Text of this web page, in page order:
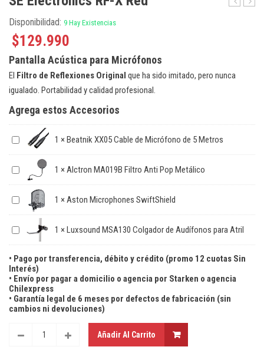
Vocal
Disponibilidad: 9 Hay Existencias
$129.990
Pantalla Acústica para Micrófonos
El Filtro de Reflexiones Original que ha sido imitado, pero nunca
igualado. Portabilidad y calidad profesional.
Agrega estos Accesorios
1 × Beatnik XX05 Cable de Micrófono de 5 Metros
1 × Alctron MA019B Filtro Anti Pop Metálico
1 × Aston Microphones SwiftShield
1 × Luxsound MSA130 Colgador de Audífonos para Atril
• Pago por transferencia, débito y crédito (promo 12 cuotas Sin
Interés)
• Envío por pagar a domicilio o agencia por Starken o agencia
Chilexpress
• Garantía legal de 6 meses por defectos de fabricación (sin
cambios ni devoluciones)
Añadir Al Carrito